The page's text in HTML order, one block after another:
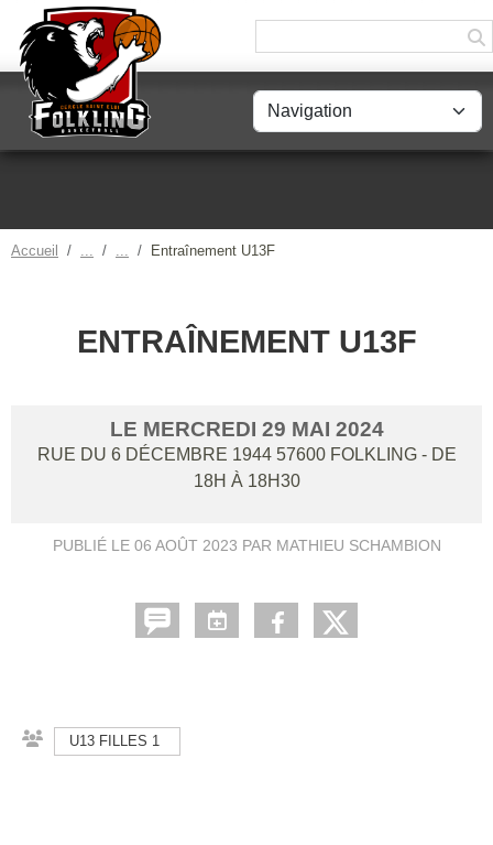
Accueil Entraînement U13F
ENTRAÎNEMENT U13F
LE MERCREDI 29 MAI 2024
RUE DU 6 DÉCEMBRE 1944 57600 FOLKLING - DE
18H À 18H30
PUBLIÉ LE 06 AOÛT 2023 PAR MATHIEU SCHAMBION
U13 FILLES 1
Panneau de gestion des cookies